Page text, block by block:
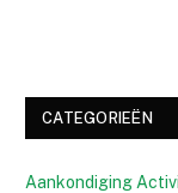
CATEGORIEËN
Aankondiging